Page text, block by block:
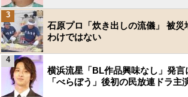
石原プロ「炊き出しの流儀」 被災
わけではない
3
横浜流星「BL作品興味なし」発言
「べらぼう」後初の民放連ドラ主
4